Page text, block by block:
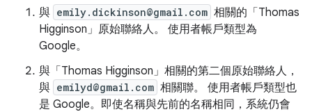
與 emily.dickinson@gmail.com 相關的「Thomas
Higginson」原始聯絡人。 使用者帳戶類型為
Google。
與「Thomas Higginson」相關的第二個原始聯絡人，
與 emilyd@gmail.com 相關聯。 使用者帳戶類型也
是 Google。即使名稱與先前的名稱相同，系統仍會